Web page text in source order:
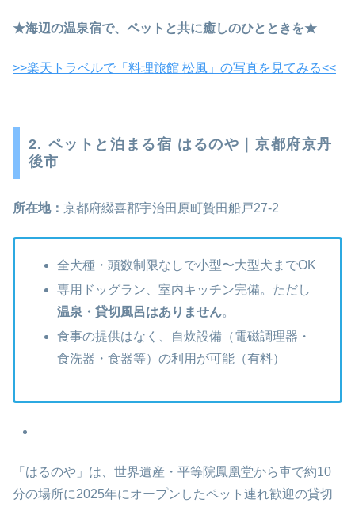
★海辺の温泉宿で、ペットと共に癒しのひとときを★
>>楽天トラベルで「料理旅館 松風」の写真を見てみる<<
2. ペットと泊まる宿 はるのや｜京都府京丹
後市
所在地： 京都府綴喜郡宇治田原町贄田船戸27-2
全犬種・頭数制限なしで小型〜大型犬までOK
専用ドッグラン、室内キッチン完備。ただし
温泉・貸切風呂はありません。
食事の提供はなく、自炊設備（電磁調理器・
食洗器・食器等）の利用が可能（有料）
「はるのや」は、世界遺産・平等院鳳凰堂から車で約10
分の場所に2025年にオープンしたペット連れ歓迎の貸切